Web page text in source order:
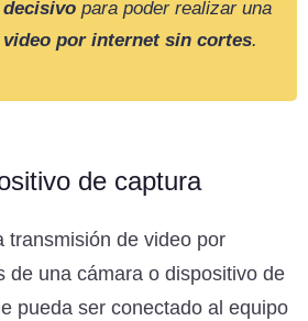
para poder realizar una
por internet sin cortes.
de captura
transmisión de video por
de una cámara o dispositivo de
pueda ser conectado al equipo